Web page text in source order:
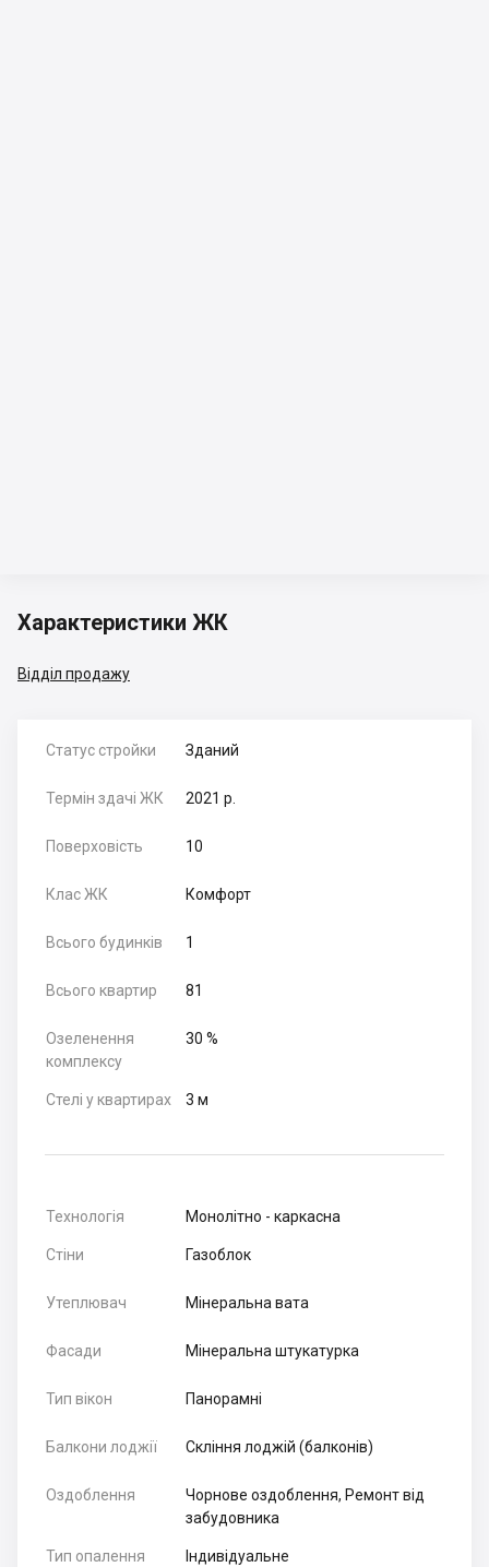
Характеристики ЖК
Відділ продажу
Статус стройки Зданий
Термін здачі ЖК 2021 р.
Поверховість 10
Клас ЖК Комфорт
Всього будинків 1
Всього квартир 81
Озеленення
комплексу
30 %
Стелі у квартирах 3 м
Технологія Монолітно - каркасна
Стіни Газоблок
Утеплювач Мінеральна вата
Фасади Мінеральна штукатурка
Тип вікон Панорамні
Балкони лоджії Скління лоджій (балконів)
Оздоблення
Чорнове оздоблення, Ремонт від
забудовника
Тип опалення Індивідуальне